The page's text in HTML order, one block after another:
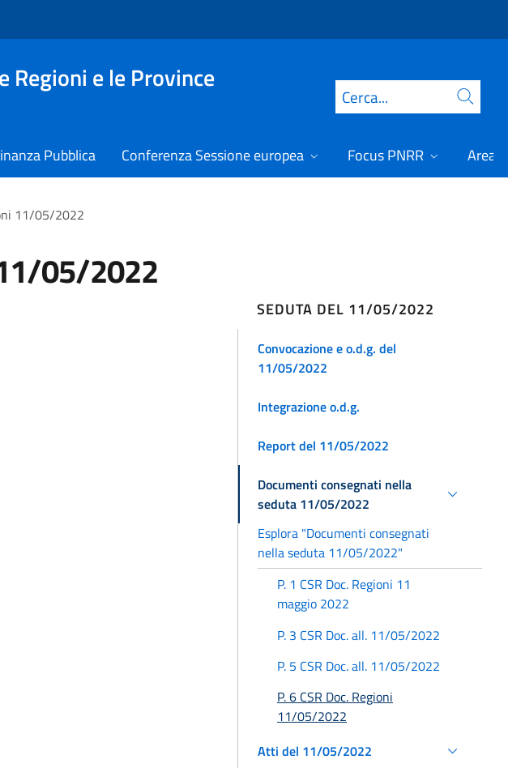
Regioni e le Province
Cerca
Pubblica Conferenza Sessione europea Focus PNRR Area
11/05/2022
11/05/2022
SEDUTA DEL 11/05/2022
Convocazione e o.d.g. del
11/05/2022
Integrazione o.d.g.
Report del 11/05/2022
Documenti consegnati nella
seduta 11/05/2022
Esplora "Documenti consegnati
nella seduta 11/05/2022"
P. 1 CSR Doc. Regioni 11
maggio 2022
P. 3 CSR Doc. all. 11/05/2022
P. 5 CSR Doc. all. 11/05/2022
P. 6 CSR Doc. Regioni
11/05/2022
Atti del 11/05/2022